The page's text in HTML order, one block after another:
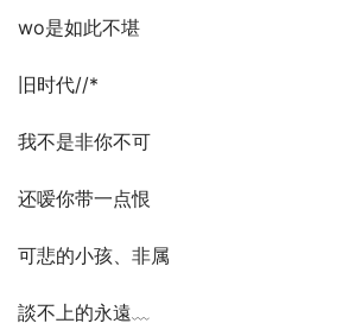
wo是如此不堪
旧时代//*
我不是非你不可
还嗳你带一点恨
可悲的小孩、非属
談不上的永遠﹏